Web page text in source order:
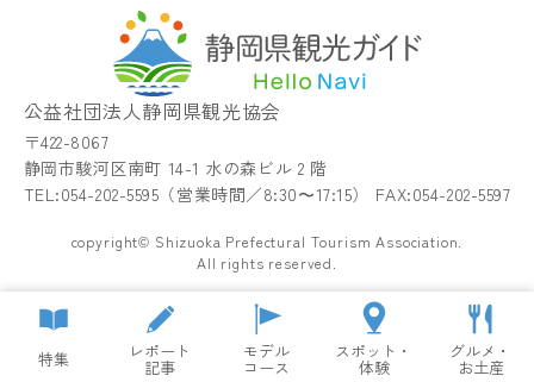
公益社団法人静岡県観光協会
〒422-8067
静岡市駿河区南町 14-1 水の森ビル 2 階
TEL:054-202-5595（営業時間／8:30〜17:15） FAX:054-202-5597
copyright© Shizuoka Prefectural Tourism Association.
All rights reserved.
特集 レポート
記事
モデル
コース
スポット・
体験
グルメ・
お土産